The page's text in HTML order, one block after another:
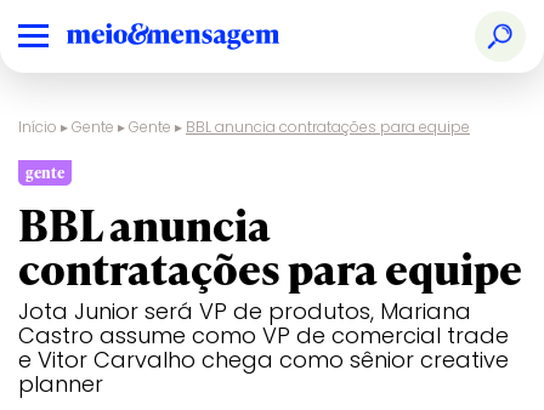
Início ▸Gente ▸Gente ▸ BBL anuncia contratações para equipe
gente
BBL anuncia
contratações para equipe
Jota Junior será VP de produtos, Mariana
Castro assume como VP de comercial trade
e Vitor Carvalho chega como sênior creative
planner